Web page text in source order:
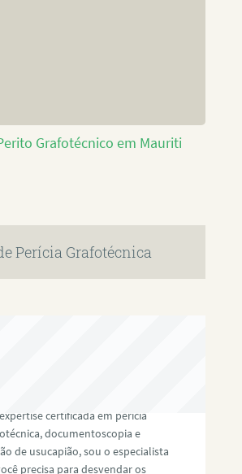
Grafotécnico em Mauriti
Perícia Grafotécnica
certificada em perícia
documentoscopia e
de usucapião, sou o especialista
precisa para desvendar os